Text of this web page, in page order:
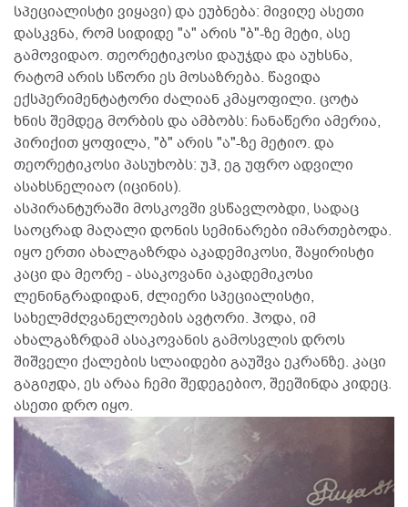
სპეციალისტი ვიყავი) და ეუბნება: მივიღე ასეთი
დასკვნა, რომ სიდიდე "ა" არის "ბ"-ზე მეტი, ასე
გამოვიდაო. თეორეტიკოსი დაუჯდა და აუხსნა,
რატომ არის სწორი ეს მოსაზრება. წავიდა
ექსპერიმენტატორი ძალიან კმაყოფილი. ცოტა
ხნის შემდეგ მორბის და ამბობს: ჩანაწერი ამერია,
პირიქით ყოფილა, "ბ" არის "ა"-ზე მეტიო. და
თეორეტიკოსი პასუხობს: უჰ, ეგ უფრო ადვილი
ასახსნელიაო (იცინის).
ასპირანტურაში მოსკოვში ვსწავლობდი, სადაც
საოცრად მაღალი დონის სემინარები იმართებოდა.
იყო ერთი ახალგაზრდა აკადემიკოსი, შაყირისტი
კაცი და მეორე - ასაკოვანი აკადემიკოსი
ლენინგრადიდან, ძლიერი სპეციალისტი,
სახელმძღვანელოების ავტორი. ჰოდა, იმ
ახალგაზრდამ ასაკოვანის გამოსვლის დროს
შიშველი ქალების სლაიდები გაუშვა ეკრანზე. კაცი
გაგიჟდა, ეს არაა ჩემი შედეგებიო, შეეშინდა კიდეც.
ასეთი დრო იყო.